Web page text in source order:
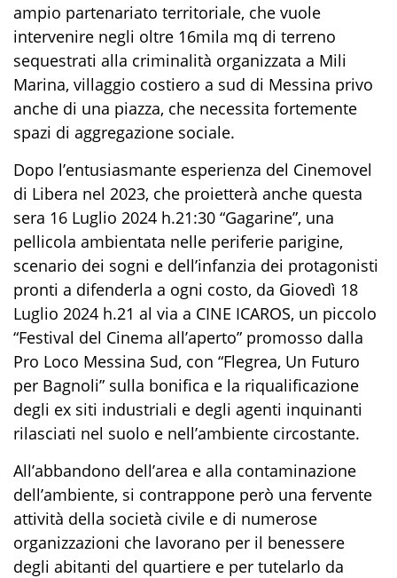
ampio partenariato territoriale, che vuole
intervenire negli oltre 16mila mq di terreno
sequestrati alla criminalità organizzata a Mili
Marina, villaggio costiero a sud di Messina privo
anche di una piazza, che necessita fortemente
spazi di aggregazione sociale.
Dopo l’entusiasmante esperienza del Cinemovel
di Libera nel 2023, che proietterà anche questa
sera 16 Luglio 2024 h.21:30 “Gagarine”, una
pellicola ambientata nelle periferie parigine,
scenario dei sogni e dell’infanzia dei protagonisti
pronti a difenderla a ogni costo, da Giovedì 18
Luglio 2024 h.21 al via a CINE ICAROS, un piccolo
“Festival del Cinema all’aperto” promosso dalla
Pro Loco Messina Sud, con “Flegrea, Un Futuro
per Bagnoli” sulla bonifica e la riqualificazione
degli ex siti industriali e degli agenti inquinanti
rilasciati nel suolo e nell’ambiente circostante.
All’abbandono dell’area e alla contaminazione
dell’ambiente, si contrappone però una fervente
attività della società civile e di numerose
organizzazioni che lavorano per il benessere
degli abitanti del quartiere e per tutelarlo da